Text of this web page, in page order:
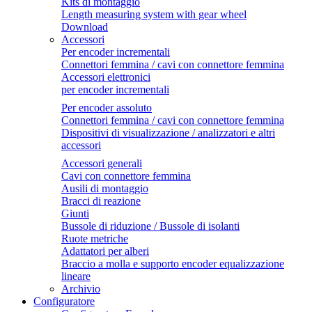
Length measuring system with gear wheel
Download
Accessori
Per encoder incrementali
Connettori femmina / cavi con connettore femmina
Accessori elettronici
per encoder incrementali
Per encoder assoluto
Connettori femmina / cavi con connettore femmina
Dispositivi di visualizzazione / analizzatori e altri
accessori
Accessori generali
Cavi con connettore femmina
Ausili di montaggio
Bracci di reazione
Giunti
Bussole di riduzione / Bussole di isolanti
Ruote metriche
Adattatori per alberi
Braccio a molla e supporto encoder equalizzazione
lineare
Archivio
Configuratore